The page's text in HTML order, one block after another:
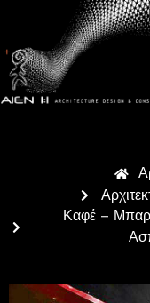
Καφέ – Μπαρ